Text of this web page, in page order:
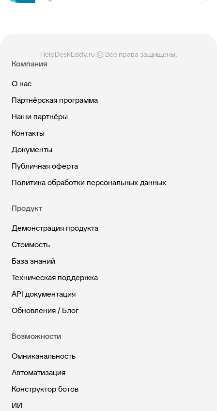
HelpDeskEddy.ru © Все права защищены.
Компания
О нас
Партнёрская программа
Наши партнёры
Контакты
Документы
Публичная оферта
Политика обработки персональных данных
Продукт
Демонстрация продукта
Стоимость
База знаний
Техническая поддержка
API документация
Обновления / Блог
Возможности
Омниканальность
Автоматизация
Конструктор ботов
ИИ